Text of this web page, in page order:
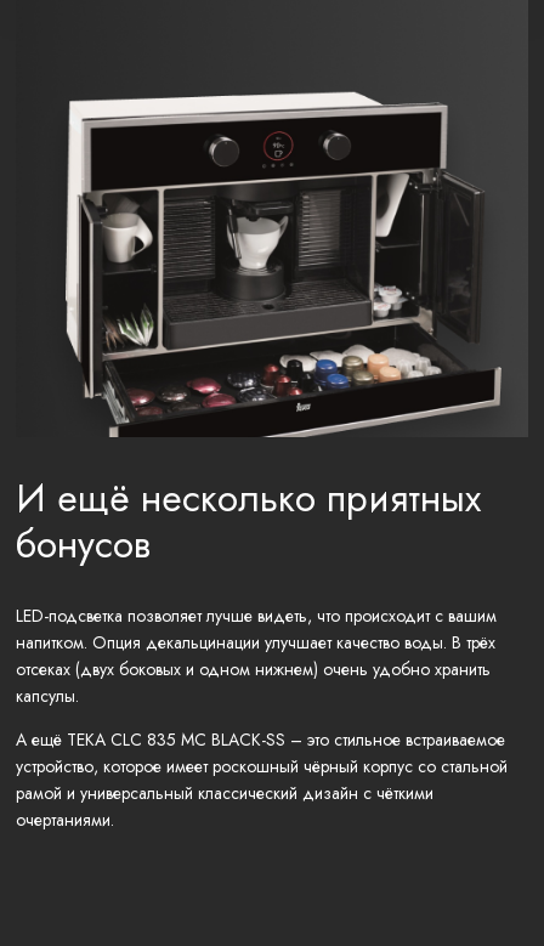
И ещё несколько приятных
бонусов
LED-подсветка позволяет лучше видеть, что происходит с вашим
напитком. Опция декальцинации улучшает качество воды. В трёх
отсеках (двух боковых и одном нижнем) очень удобно хранить
капсулы.
А ещё TEKA CLC 835 MC BLACK-SS – это стильное встраиваемое
устройство, которое имеет роскошный чёрный корпус со стальной
рамой и универсальный классический дизайн с чёткими
очертаниями.